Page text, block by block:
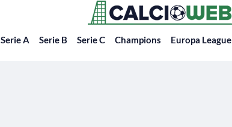
Serie A Serie B Serie C Champions Europa League